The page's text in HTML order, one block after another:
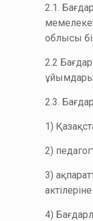
2.1.
облысы
2.2
2.3.
1)
2)
3)
4)